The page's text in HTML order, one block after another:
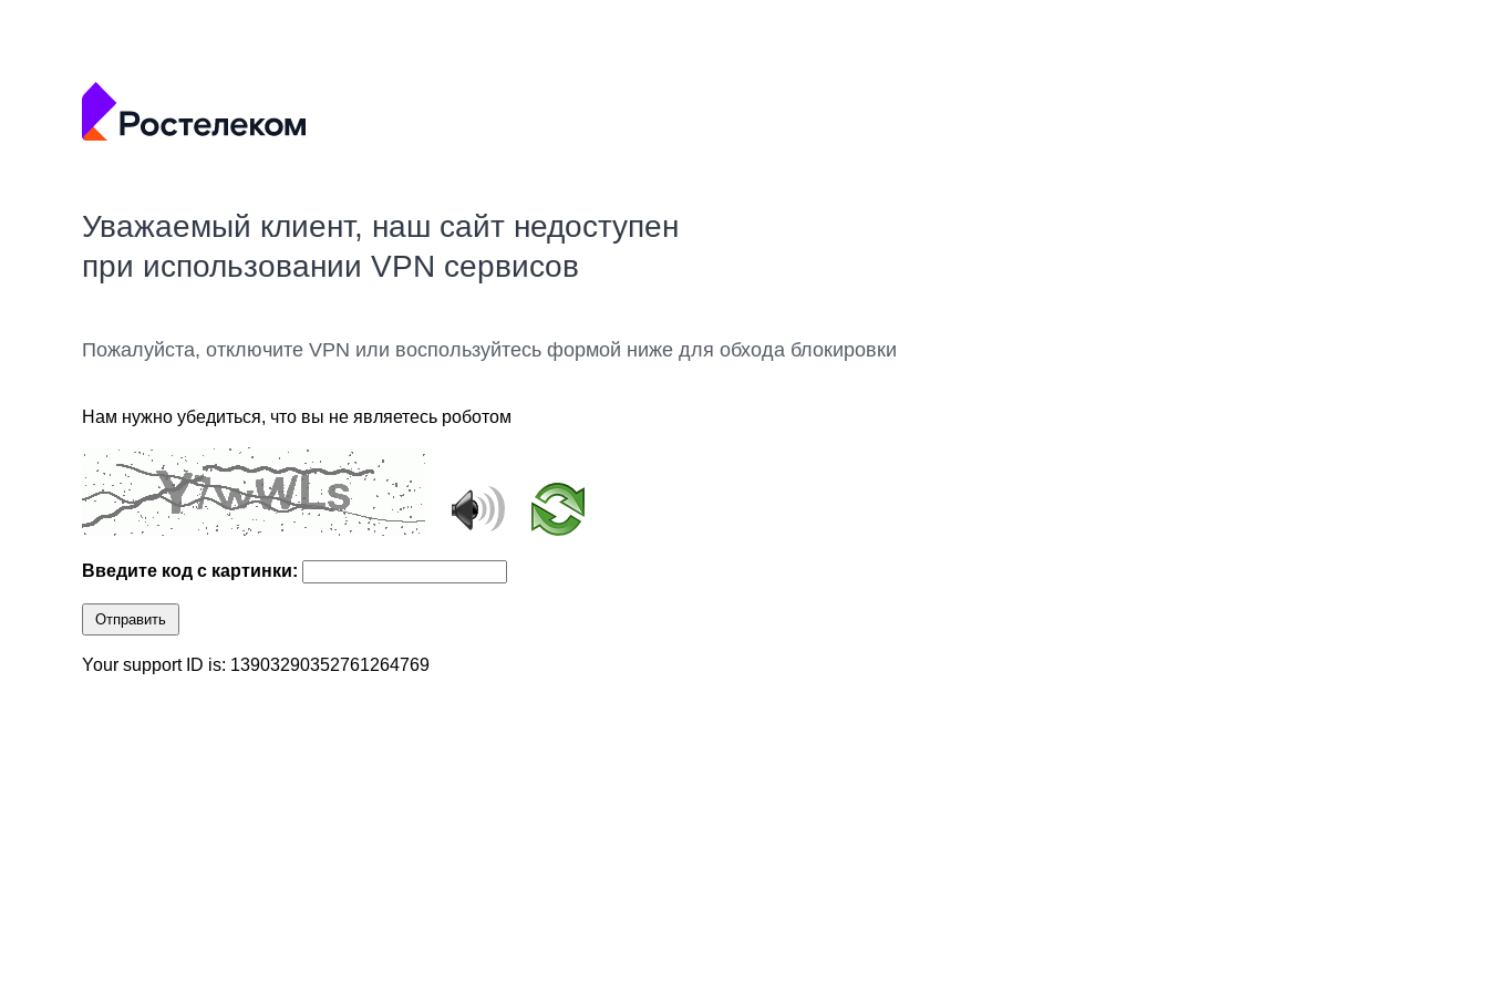
Уважаемый клиент, наш сайт недоступен
при использовании VPN сервисов
Пожалуйста, отключите VPN или воспользуйтесь формой ниже для обхода блокировки
Нам нужно убедиться, что вы не являетесь роботом
Введите код с картинки:
Отправить
Your support ID is: 13903290352761264769